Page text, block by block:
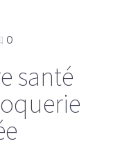
0
santé